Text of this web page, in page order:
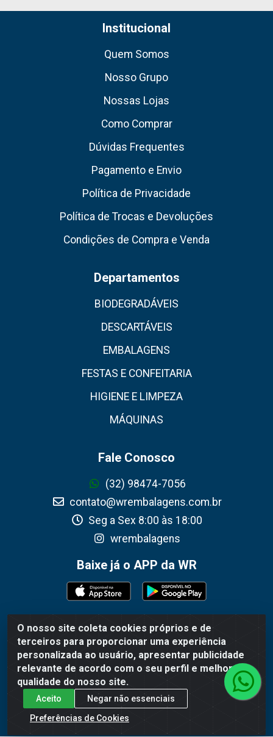
O nosso site coleta cookies próprios e de
terceiros para proporcionar uma experiência
personalizada ao usuário, apresentar publicidade
relevante de acordo com o seu perfil e melhorar a
qualidade do nosso site.
Aceito
Negar não essenciais
Preferências de Cookies
Institucional
Quem Somos
Nosso Grupo
Nossas Lojas
Como Comprar
Dúvidas Frequentes
Pagamento e Envio
Política de Privacidade
Política de Trocas e Devoluções
Condições de Compra e Venda
Departamentos
BIODEGRADÁVEIS
DESCARTÁVEIS
EMBALAGENS
FESTAS E CONFEITARIA
HIGIENE E LIMPEZA
MÁQUINAS
Fale Conosco
(32) 98474-7056
contato@wrembalagens.com.br
Seg a Sex 8:00 às 18:00
wrembalagens
Baixe já o APP da WR
WR Embalagens - R. Cel. Teodoro Gomes de Araújo,
1360 - Grogotó - Barbacena / MG - CEP 36202-628 -
CNPJ 02.692.206/0001-55